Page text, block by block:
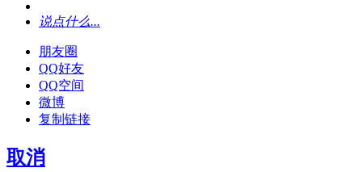
说点什么...
朋友圈
QQ好友
QQ空间
微博
复制链接
取消